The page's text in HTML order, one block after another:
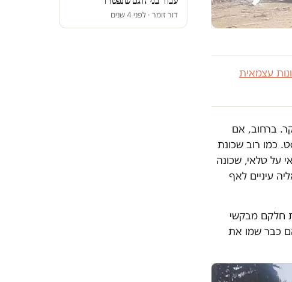
עצמאית
הגיעו לשכונת הארגזים אתמול בשעה 8 בבוקר. ברחוב, אם
כמו רוב שכונת
על טלאי, שכונה
עיניים לאף
חלקם מבקשי
כבר שמו את
דור זומר · לפני 4 שנים